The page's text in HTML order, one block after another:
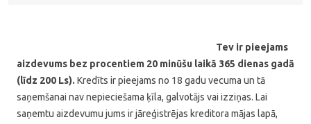
Tev ir pieejams
aizdevums bez procentiem 20 minūšu laikā 365 dienas gadā
(līdz 200 Ls). Kredīts ir pieejams no 18 gadu vecuma un tā
saņemšanai nav nepieciešama ķīla, galvotājs vai izziņas. Lai
saņemtu aizdevumu jums ir jāreģistrējas kreditora mājas lapā,